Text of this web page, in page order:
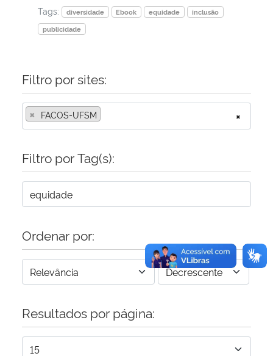
Ministério do Meio Ambiente
Ministério do Desenvolvimento Regional
Controladoria-Geral da União
Secretaria-Geral
Gabinete de Segurança Institucional
Advocacia-Geral da União
Banco Central do Brasil
Planalto
Tags:
diversidade Ebook equidade
inclusão
publicidade
Filtro por sites:
×
× FACOS-UFSM
Filtro por Tag(s):
Ordenar por:
Resultados por página: